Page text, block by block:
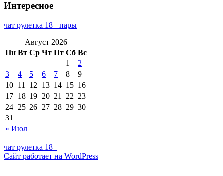
Интересное
чат рулетка 18+ пары
Август 2026
Пн Вт Ср Чт Пт Сб Вс
« Июл
1
2
3
4 5 6 7 8
9
10 11 12 13 14 15 16
17 18 19 20 21 22 23
24 25 26 27 28 29 30
31
чат рулетка 18+
Сайт работает на WordPress